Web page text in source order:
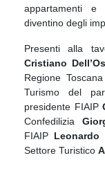
appartamenti
diventino degli
Presenti alla
Cristiano
Regione Toscana
Turismo del
presidente FIAIP
Confedilizia
FIAIP Leonardo
Settore Turistico